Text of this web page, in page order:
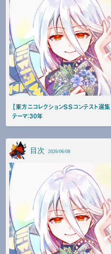
【東方ニコレクションSSコンテスト選
テーマ：30年
目次 2026/06/08